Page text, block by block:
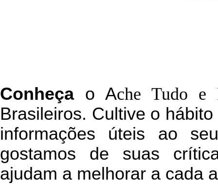
Conheçao Ache Tudo e
Brasileiros. Cultive o
informações úteis ao
gostamos de suas
ajudam a melhorar a cada